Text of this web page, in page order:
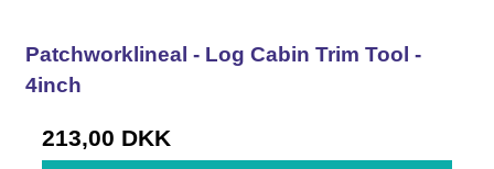
Patchworklineal - Log Cabin Trim Tool -
4inch
213,00 DKK